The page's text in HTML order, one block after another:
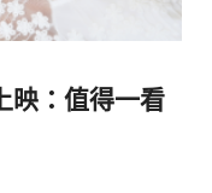
映：值得一看